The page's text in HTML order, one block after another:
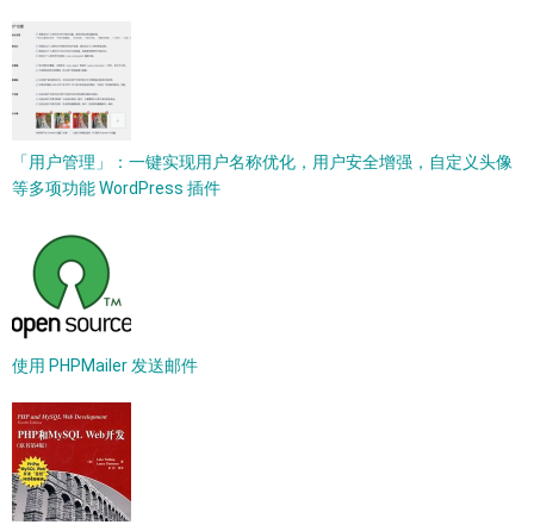
「用户管理」：一键实现用户名称优化，用户安全增强，自定义头像
等多项功能 WordPress 插件
使用 PHPMailer 发送邮件